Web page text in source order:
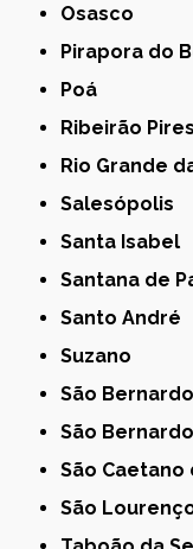
Osasco
Pirapora do
Poá
Ribeirão Pires
Rio Grande
Salesópolis
Santa Isabel
Santana de
Santo André
Suzano
São
São
São
São